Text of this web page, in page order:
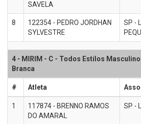
SAVELA
8
122354 - PEDRO JORDHAN
SYLVESTRE
SP -
4 - MIRIM - C - Todos Estilos Masculino
Branca
# Atleta
1
117874 - BRENNO RAMOS
DO AMARAL
SP -